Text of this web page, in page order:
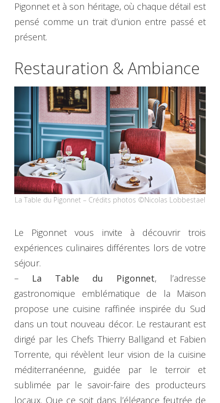
Pigonnet et à son héritage, où chaque détail est
pensé comme un trait d’union entre passé et
présent.
Restauration & Ambiance
La Table du Pigonnet – Crédits photos ©Nicolas Lobbestael
Le Pigonnet vous invite à découvrir trois
expériences culinaires différentes lors de votre
séjour.
– La Table du Pigonnet, l’adresse
gastronomique emblématique de la Maison
propose une cuisine raffinée inspirée du Sud
dans un tout nouveau décor. Le restaurant est
dirigé par les Chefs Thierry Balligand et Fabien
Torrente, qui révèlent leur vision de la cuisine
méditerranéenne, guidée par le terroir et
sublimée par le savoir-faire des producteurs
locaux. Que ce soit dans l’élégance feutrée de